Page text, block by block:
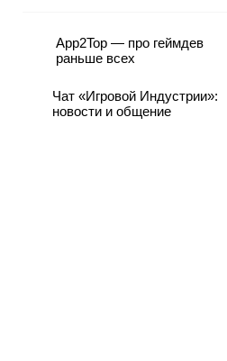
App2Top — про геймдев
раньше всех
Чат «Игровой Индустрии»:
новости и общение